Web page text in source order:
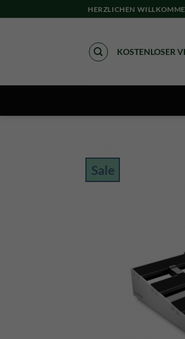
to
HERZLICHEN
KOSTENLOSER
Sale